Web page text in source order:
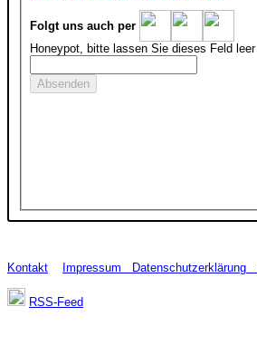
Folgt uns auch per
Honeypot, bitte lassen Sie dieses Feld leer
Kontakt Impressum Datenschutzerklärung
RSS-Feed